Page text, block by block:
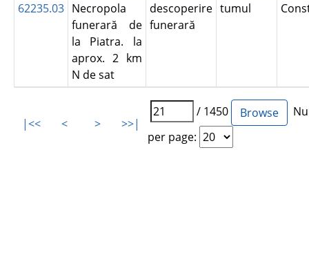
62235.03 Necropola
funerară de
la Piatra. la
aprox. 2 km
N de sat
descoperire
funerară
tumul
|<< < > >>|
/ 1450
per page: